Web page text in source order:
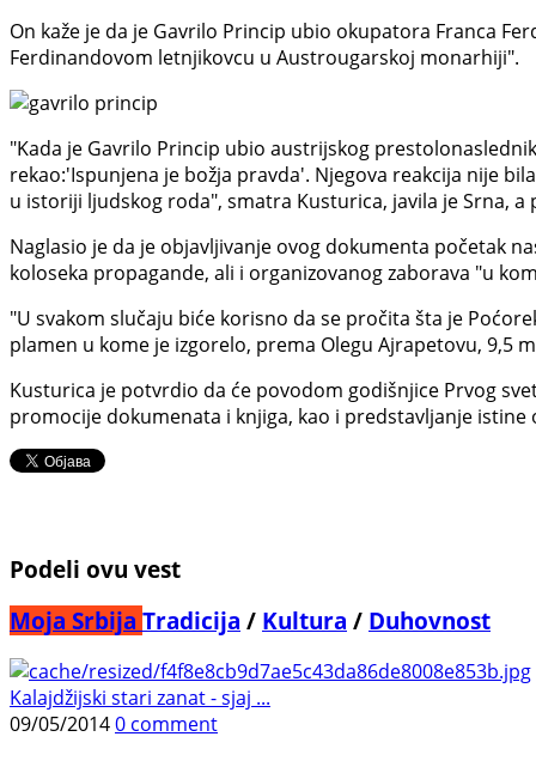
On kaže je da je Gavrilo Princip ubio okupatora Franca
Ferdinandovom letnjikovcu u Austrougarskoj monarhiji".
"Kada je Gavrilo Princip ubio austrijskog
rekao:'Ispunjena je božja pravda'. Njegova reakcija nije
u istoriji ljudskog roda", smatra Kusturica, javila je Srna,
Naglasio je da je objavljivanje ovog dokumenta početak
koloseka propagande, ali i organizovanog zaborava "u
"U svakom slučaju biće korisno da se pročita šta je
plamen u kome je izgorelo, prema Olegu Ajrapetovu, 9,5
Kusturica je potvrdio da će povodom godišnjice Prvog
promocije dokumenata i knjiga, kao i predstavljanje
Podeli ovu vest
Moja Srbija Tradicija / Kultura / Duhovnost
Kalajdžijski stari zanat - sjaj ...
09/05/20140 comment